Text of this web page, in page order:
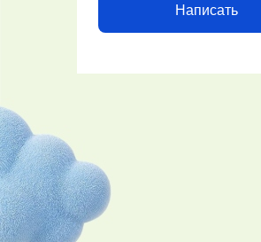
Написать